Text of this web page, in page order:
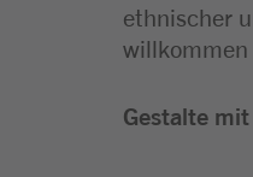
ethnischer
willkommen
Gestalte